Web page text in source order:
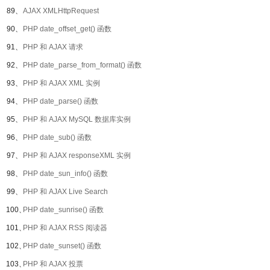
89、 AJAX XMLHttpRequest
90、 PHP date_offset_get() 函数
91、 PHP 和 AJAX 请求
92、 PHP date_parse_from_format() 函数
93、 PHP 和 AJAX XML 实例
94、 PHP date_parse() 函数
95、 PHP 和 AJAX MySQL 数据库实例
96、 PHP date_sub() 函数
97、 PHP 和 AJAX responseXML 实例
98、 PHP date_sun_info() 函数
99、 PHP 和 AJAX Live Search
100、PHP date_sunrise() 函数
101、PHP 和 AJAX RSS 阅读器
102、PHP date_sunset() 函数
103、PHP 和 AJAX 投票